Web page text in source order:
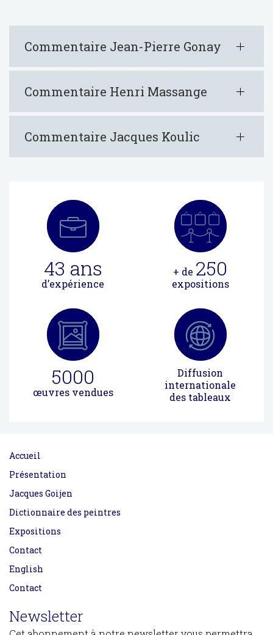
Commentaire Jean-Pierre Gonay
Commentaire Henri Massange
Commentaire Jacques Koulic
43 ans
d’expérience
+ de 250
expositions
5000
œuvres vendues
Diffusion
internationale
des tableaux
Accueil
Présentation
Jacques Goijen
Dictionnaire des peintres
Expositions
Contact
English
Contact
Newsletter